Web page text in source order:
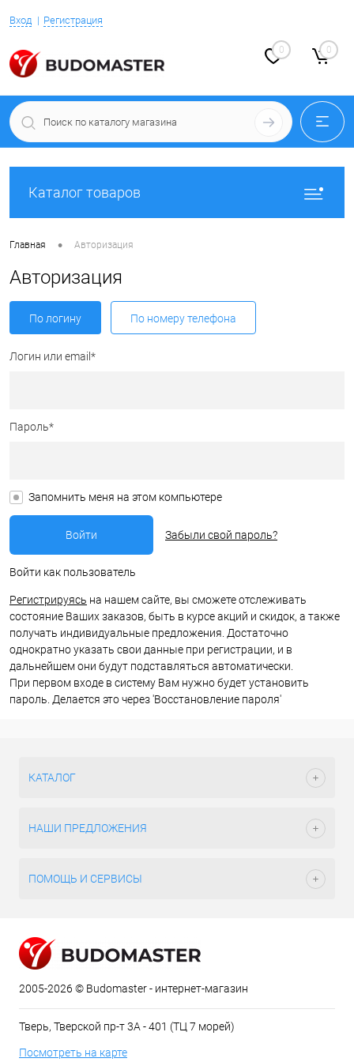
Вход Регистрация
0 0
Каталог товаров
Главная • Авторизация
Авторизация
По логину По номеру телефона
Логин или email*
Пароль*
Запомнить меня на этом компьютере
Забыли свой пароль?
Войти как пользователь
Регистрируясь на нашем сайте, вы сможете отслеживать
состояние Ваших заказов, быть в курсе акций и скидок, а также
получать индивидуальные предложения. Достаточно
однократно указать свои данные при регистрации, и в
дальнейшем они будут подставляться автоматически.
При первом входе в систему Вам нужно будет установить
пароль. Делается это через 'Восстановление пароля'
КАТАЛОГ
НАШИ ПРЕДЛОЖЕНИЯ
ПОМОЩЬ И СЕРВИСЫ
2005-2026 © Budomaster - интернет-магазин
Тверь, Тверской пр-т 3А - 401 (ТЦ 7 морей)
Посмотреть на карте